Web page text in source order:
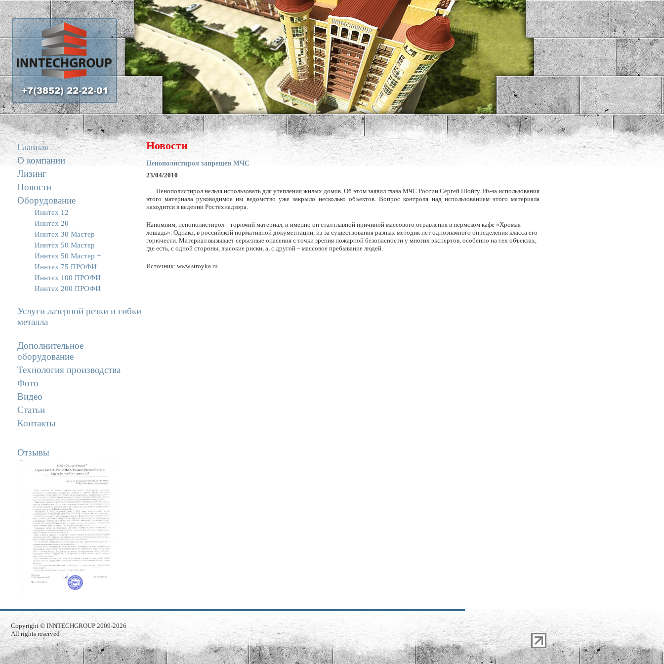
Главная
О компании
Лизинг
Новости
Оборудование
Иннтех 12
Иннтех 20
Иннтех 30 Мастер
Иннтех 50 Мастер
Иннтех 50 Мастер +
Иннтех 75 ПРОФИ
Иннтех 100 ПРОФИ
Иннтех 200 ПРОФИ
Услуги лазерной резки и гибки
металла
Дополнительное
оборудование
Технология производства
Фото
Видео
Статьи
Контакты
Отзывы
Новости
Пенополистирол запрещен МЧС
23/04/2010
Пенополистирол нельзя использовать для утепления жилых домов. Об этом заявил глава МЧС России Сергей Шойгу. Из-за использования
этого материала руководимое им ведомство уже закрыло несколько объектов. Вопрос контроля над использованием этого материала
находится в ведении Ростехнадзора.
Напомним, пенополистирол – горючий материал, и именно он стал главной причиной массового отравления в пермском кафе «Хромая
лошадь». Однако, в российской нормативной документации, из-за существования разных методик нет однозначного определения класса его
горючести. Материал вызывает серьезные опасения с точки зрения пожарной безопасности у многих экспертов, особенно на тех объектах,
где есть, с одной стороны, высокие риски, а, с другой – массовое пребывание людей.
Источник: www.stroyka.ru
Copyright © INNTECHGROUP 2009-2026
All rights reserved